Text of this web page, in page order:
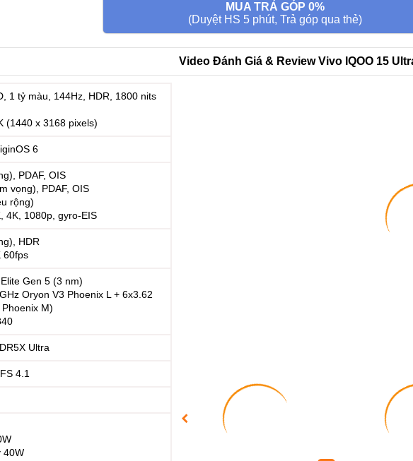
MUA TRẢ GÓP 0%
(Duyệt HS 5 phút, Trả góp qua thẻ)
1 tỷ màu, 144Hz, HDR, 1800 nits
(1440 x 3168 pixels)
6
PDAF, OIS
vọng), PDAF, OIS
rộng)
4K, 1080p, gyro-EIS
HDR
60fps
Gen 5 (3 nm)
Oryon V3 Phoenix L + 6x3.62
M)
Ultra
4.1
40W
Video Đánh Giá & Review Vivo IQOO 15